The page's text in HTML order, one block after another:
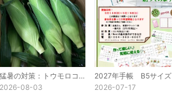
猛暑の対策：トウモロコシと小玉スイカ
2026-08-03
2027年手帳 B5サイズ
2026-07-17